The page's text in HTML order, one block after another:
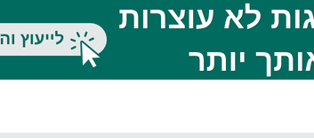
לבדיקת אוזניים והאופטלמוסקופ
לבדיקת קרקעית העין, ולכן אין
ספק שהם חייבים להיות איכותיים